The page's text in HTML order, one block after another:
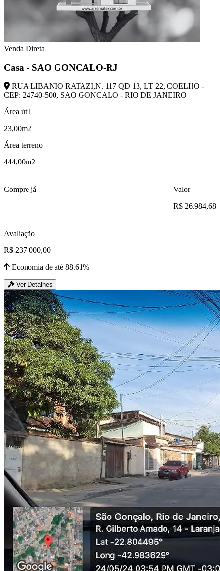
Venda Direta
Casa - SAO GONCALO-RJ
RUA LIBANIO RATAZI,N. 117 QD 13, LT 22, COELHO -
CEP: 24740-500, SAO GONCALO - RIO DE JANEIRO
Área útil
23,00m2
Área terreno
444,00m2
Compre já
Valor
R$ 26.984,68
Avaliação
R$ 237.000,00
Economia de até 88.61%
Ver Detalhes